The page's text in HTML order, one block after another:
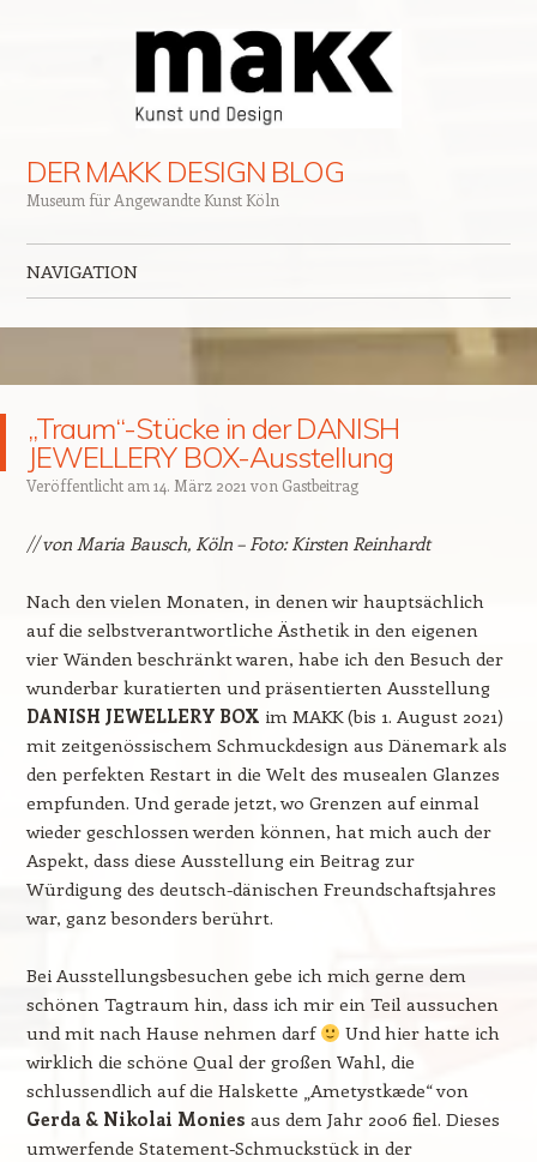
DER MAKK DESIGN BLOG
Museum für Angewandte Kunst Köln
NAVIGATION
„Traum“-Stücke in der DANISH
JEWELLERY BOX-Ausstellung
Veröffentlicht am 14. März 2021 von Gastbeitrag
// von Maria Bausch, Köln – Foto: Kirsten Reinhardt
Nach den vielen Monaten, in denen wir hauptsächlich
auf die selbstverantwortliche Ästhetik in den eigenen
vier Wänden beschränkt waren, habe ich den Besuch der
wunderbar kuratierten und präsentierten Ausstellung
DANISH JEWELLERY BOX im MAKK (bis 1. August 2021)
mit zeitgenössischem Schmuckdesign aus Dänemark als
den perfekten Restart in die Welt des musealen Glanzes
empfunden. Und gerade jetzt, wo Grenzen auf einmal
wieder geschlossen werden können, hat mich auch der
Aspekt, dass diese Ausstellung ein Beitrag zur
Würdigung des deutsch-dänischen Freundschaftsjahres
war, ganz besonders berührt.
Bei Ausstellungsbesuchen gebe ich mich gerne dem
schönen Tagtraum hin, dass ich mir ein Teil aussuchen
und mit nach Hause nehmen darf
Und hier hatte ich
wirklich die schöne Qual der großen Wahl, die
schlussendlich auf die Halskette „Ametystkæde“ von
Gerda & Nikolai Monies aus dem Jahr 2006 fiel. Dieses
umwerfende Statement-Schmuckstück in der